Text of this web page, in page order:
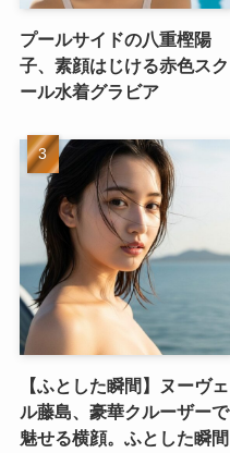
プールサイドの八重樫陽
子、素顔はじける赤色スク
ール水着グラビア
【ふとした瞬間】ヌーヴェ
ル藤島、豪華クルーザーで
魅せる横顔。ふとした瞬間